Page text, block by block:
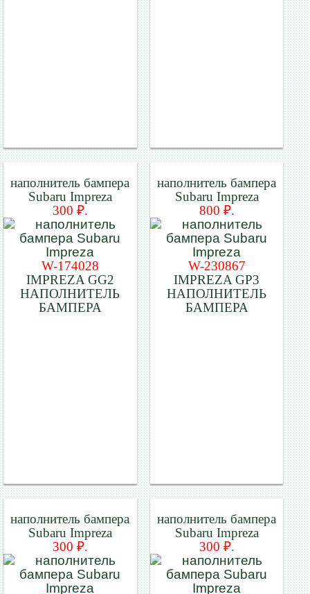
наполнитель бампера
Subaru Impreza
300 ₽.
W-174028
IMPREZA GG2
НАПОЛНИТЕЛЬ
БАМПЕРА
наполнитель бампера
Subaru Impreza
800 ₽.
W-230867
IMPREZA GP3
НАПОЛНИТЕЛЬ
БАМПЕРА
наполнитель бампера
Subaru Impreza
300 ₽.
наполнитель бампера
Subaru Impreza
300 ₽.